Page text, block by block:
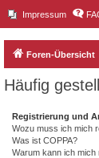
Impressum
Foren-Übersicht
Häufig
Registrierung und
Wozu muss ich mich
Was ist COPPA?
Warum kann ich mich